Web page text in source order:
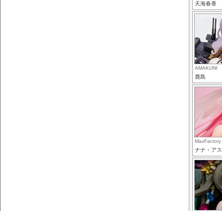
天海春香
AMAKUNI
鹿島
MaxFactory
ナナ・ア